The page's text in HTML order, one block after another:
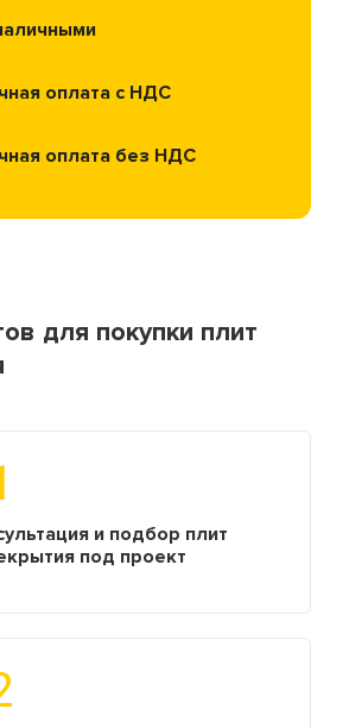
оплата с НДС
оплата без НДС
для покупки плит
и подбор плит
под проект